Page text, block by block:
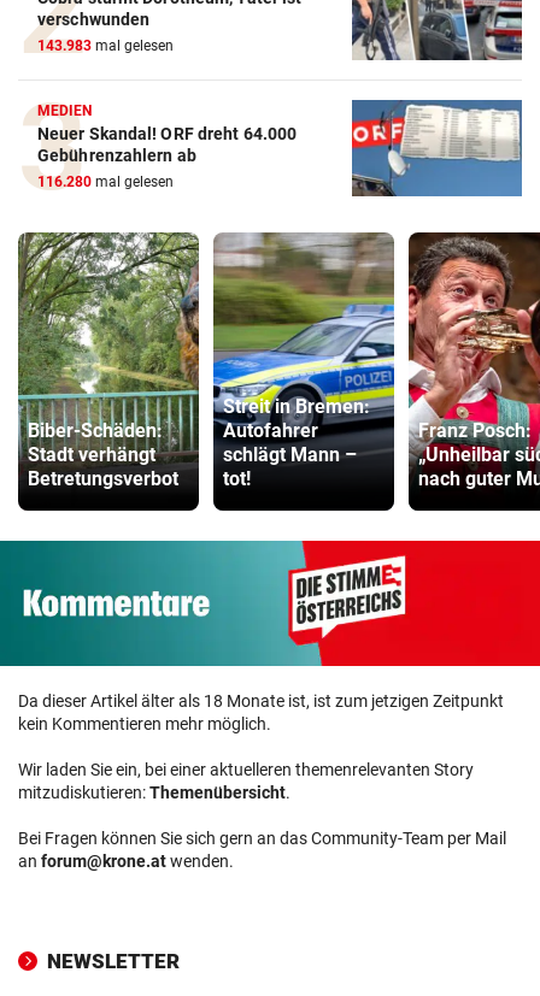
verschwunden
143.983 mal gelesen
MEDIEN
Neuer Skandal! ORF dreht 64.000
Gebührenzahlern ab
116.280 mal gelesen
Biber-Schäden:
Stadt verhängt
Betretungsverbot
Streit in Bremen:
Autofahrer
schlägt Mann –
tot!
Franz Posch:
„Unheilbar
nach guter
Da dieser Artikel älter als 18 Monate ist, ist zum jetzigen Zeitpunkt
kein Kommentieren mehr möglich.
Wir laden Sie ein, bei einer aktuelleren themenrelevanten Story
mitzudiskutieren:Themenübersicht.
Bei Fragen können Sie sich gern an das Community-Team per Mail
an forum@krone.atwenden.
NEWSLETTER